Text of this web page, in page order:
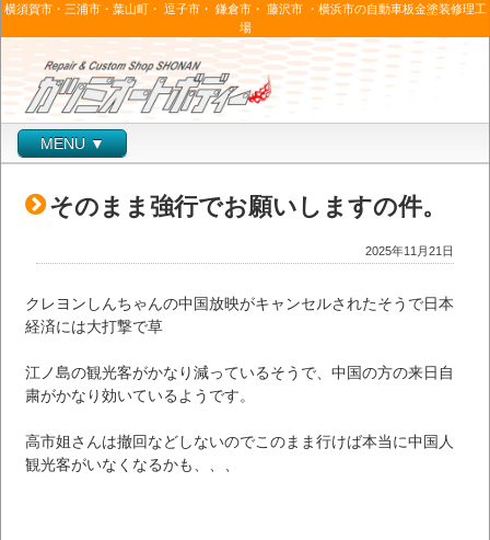
横須賀市・三浦市・葉山町・ 逗子市・ 鎌倉市・ 藤沢市 ・横浜市の自動車板金塗装修理工
場
MENU ▼
そのまま強行でお願いしますの件。
2025年11月21日
クレヨンしんちゃんの中国放映がキャンセルされたそうで日本
経済には大打撃で草
江ノ島の観光客がかなり減っているそうで、中国の方の来日自
粛がかなり効いているようです。
高市姐さんは撤回などしないのでこのまま行けば本当に中国人
観光客がいなくなるかも、、、